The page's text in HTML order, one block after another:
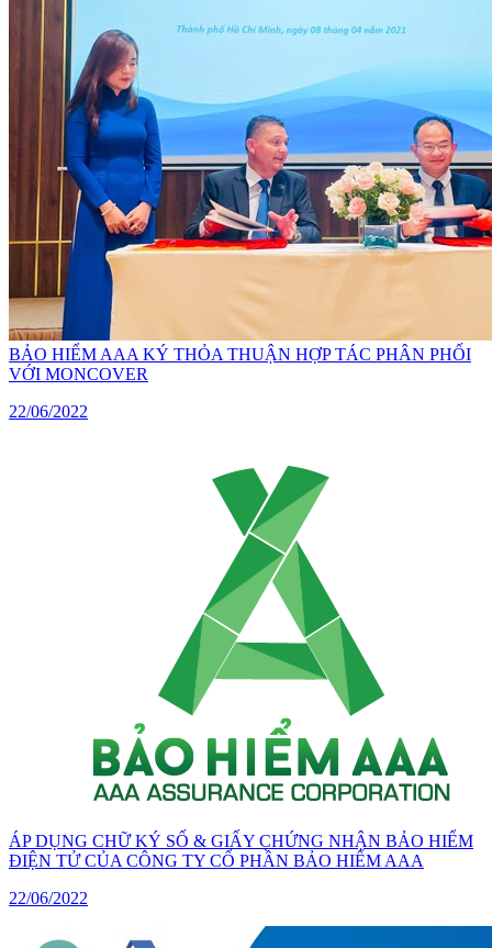
BẢO HIỂM AAA KÝ THỎA THUẬN HỢP TÁC PHÂN PHỐI
VỚI MONCOVER
22/06/2022
ÁP DỤNG CHỮ KÝ SỐ & GIẤY CHỨNG NHẬN BẢO HIỂM
ĐIỆN TỬ CỦA CÔNG TY CỔ PHẦN BẢO HIỂM AAA
22/06/2022